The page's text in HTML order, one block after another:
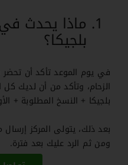
ماذا يحدث
بلجيكا؟
في يوم الموعد تأكد أن
الزحام، وتأكد من أن لديك كل
بلجيكا + النسخ المطلوبة +
بعد ذلك، يتولى المركز
ومن ثم الرد عليك بعد فترة.